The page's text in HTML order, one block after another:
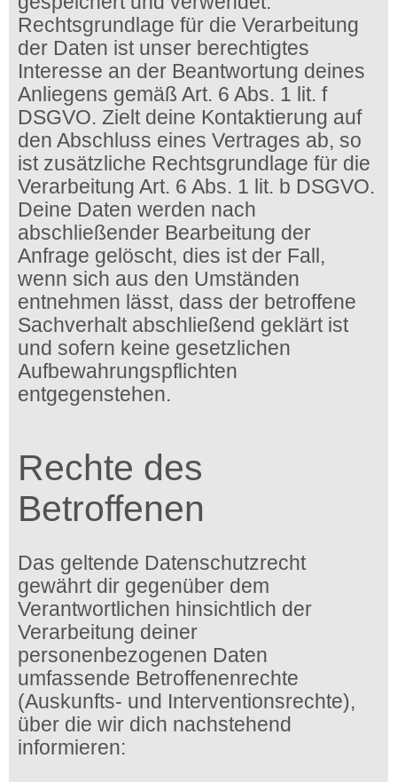
Rechtsgrundlage für die Verarbeitung
der Daten ist unser berechtigtes
Interesse an der Beantwortung deines
Anliegens gemäß Art. 6 Abs. 1 lit. f
DSGVO. Zielt deine Kontaktierung auf
den Abschluss eines Vertrages ab, so
ist zusätzliche Rechtsgrundlage für die
Verarbeitung Art. 6 Abs. 1 lit. b DSGVO.
Deine Daten werden nach
abschließender Bearbeitung der
Anfrage gelöscht, dies ist der Fall,
wenn sich aus den Umständen
entnehmen lässt, dass der betroffene
Sachverhalt abschließend geklärt ist
und sofern keine gesetzlichen
Aufbewahrungspflichten
entgegenstehen.
Rechte des
Betroffenen
Das geltende Datenschutzrecht
gewährt dir gegenüber dem
Verantwortlichen hinsichtlich der
Verarbeitung deiner
personenbezogenen Daten
umfassende Betroffenenrechte
(Auskunfts- und Interventionsrechte),
über die wir dich nachstehend
informieren: